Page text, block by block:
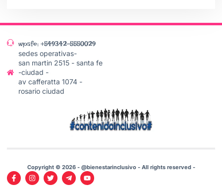
wpsfe: +549342-5550029
sedes operativas-
san martin 2515 - santa fe
-ciudad -
av cafferatta 1074 -
rosario ciudad
Copyright © 2026 - @bienestarinclusivo - All rights reserved -